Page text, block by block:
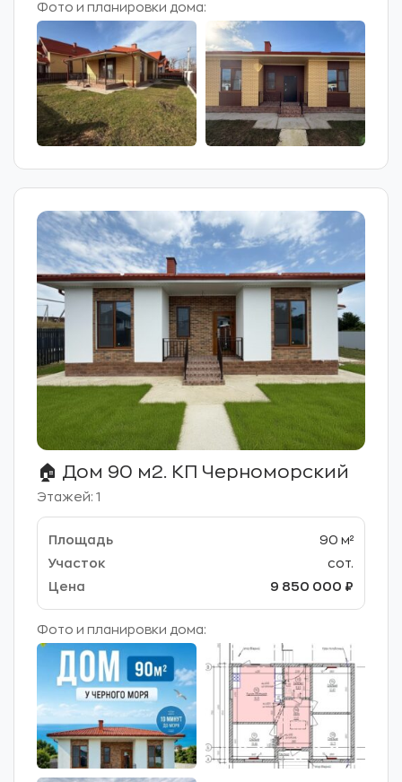
Фото и планировки дома:
🏠 Дом 90 м2. КП Черноморский
Этажей: 1
90 м²
сот.
9 850 000 ₽
Фото и планировки дома: